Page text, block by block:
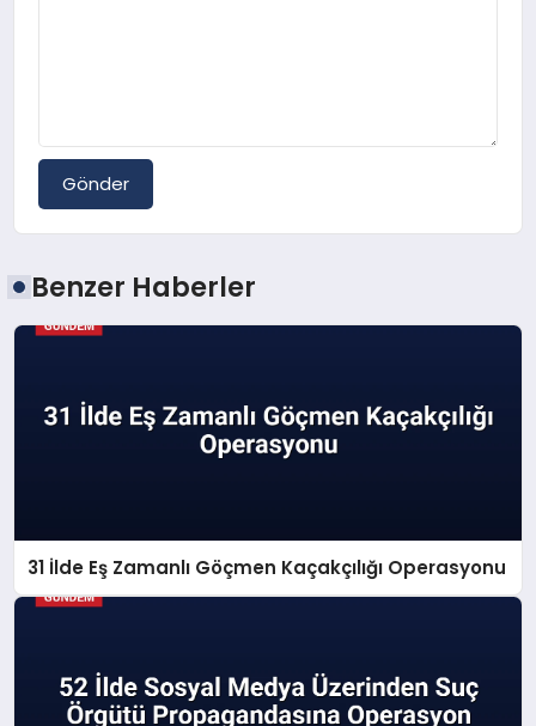
Gönder
Benzer Haberler
31 İlde Eş Zamanlı Göçmen Kaçakçılığı Operasyonu